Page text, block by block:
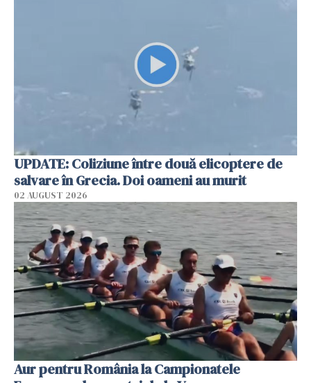
UPDATE: Coliziune între două elicoptere de
salvare în Grecia. Doi oameni au murit
02 AUGUST 2026
Aur pentru România la Campionatele